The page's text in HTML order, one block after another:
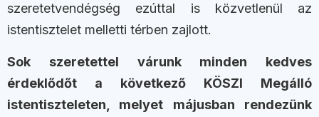
szeretetvendégség ezúttal is közvetlenül az
istentisztelet melletti térben zajlott.
Sok szeretettel várunk minden kedves
érdeklődőt a következő KÖSZI Megálló
istentiszteleten, melyet májusban rendezünk